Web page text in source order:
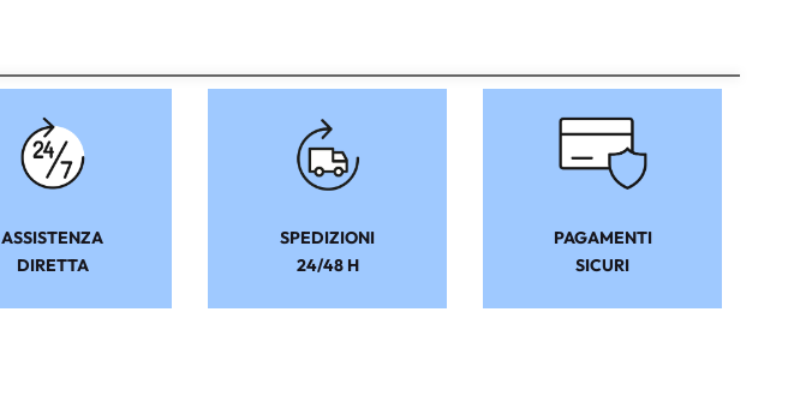
ASSISTENZA
DIRETTA
SPEDIZIONI
24/48 H
PAGAMENTI
SICURI